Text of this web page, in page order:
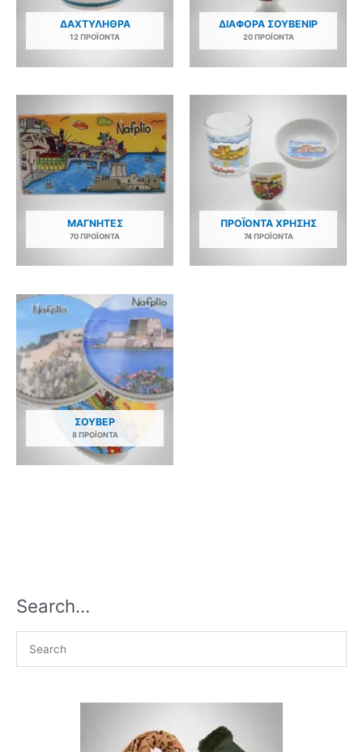
ΔΑΧΤΥΛΉΘΡΑ
12 ΠΡΟΪΌΝΤΑ
ΔΙΆΦΟΡΑ ΣΟΥΒΕΝΊΡ
20 ΠΡΟΪΌΝΤΑ
ΜΑΓΝΉΤΕΣ
70 ΠΡΟΪΌΝΤΑ
ΠΡΟΪΌΝΤΑ ΧΡΉΣΗΣ
74 ΠΡΟΪΌΝΤΑ
ΣΟΥΒΈΡ
8 ΠΡΟΪΌΝΤΑ
Search…